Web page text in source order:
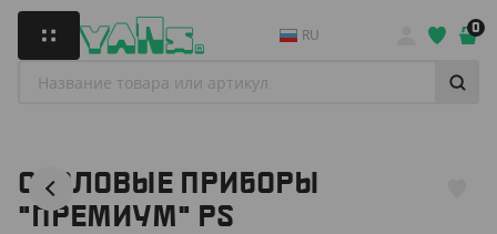
RU 0
СТОЛОВЫЕ ПРИБОРЫ
"ПРЕМИУМ" PS